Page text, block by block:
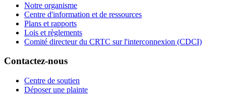
Notre organisme
Centre d'information et de ressources
Plans et rapports
Lois et règlements
Comité directeur du CRTC sur l'interconnexion (CDCI)
Contactez-nous
Centre de soutien
Déposer une plainte